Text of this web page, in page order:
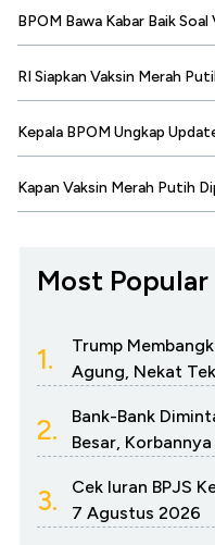
BPOM Bawa Kabar Baik
RI Siapkan Vaksin Merah
Kepala BPOM Ungkap
Kapan Vaksin Merah Putih
Most Popular
1.
Trump
Agung, Nekat
2.
Bank-Bank
Besar,
3.
Cek Iuran BPJS
7 Agustus 2026